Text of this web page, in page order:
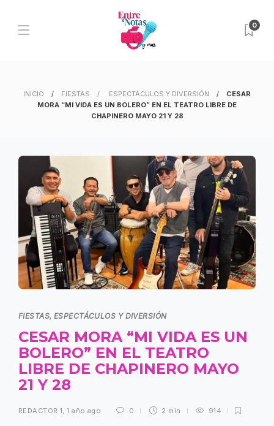
0
INICIO FIESTAS ESPECTÁCULOS Y DIVERSIÓN
CESAR
MORA “MI VIDA ES UN BOLERO” EN EL TEATRO LIBRE DE
CHAPINERO MAYO 21 Y 28
FIESTAS, ESPECTÁCULOS Y DIVERSIÓN
CESAR MORA “MI VIDA ES UN
BOLERO” EN EL TEATRO
LIBRE DE CHAPINERO MAYO
21 Y 28
REDACTOR 1,1 año ago 0 2 min 914